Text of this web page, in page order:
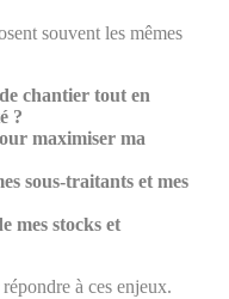
souvent les mêmes
chantier tout en
?
maximiser ma
sous-traitants et mes
mes stocks et
à ces enjeux.